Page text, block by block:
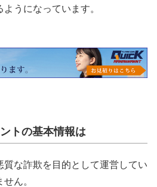
うになっています。
トの基本情報は
質な詐欺を目的として運営してい
ん。